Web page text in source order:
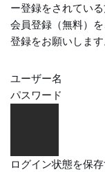
ー登録をされてい
会員登録（無料）
登録をお願いします
ユーザー名
パスワード
ログイン状態を保